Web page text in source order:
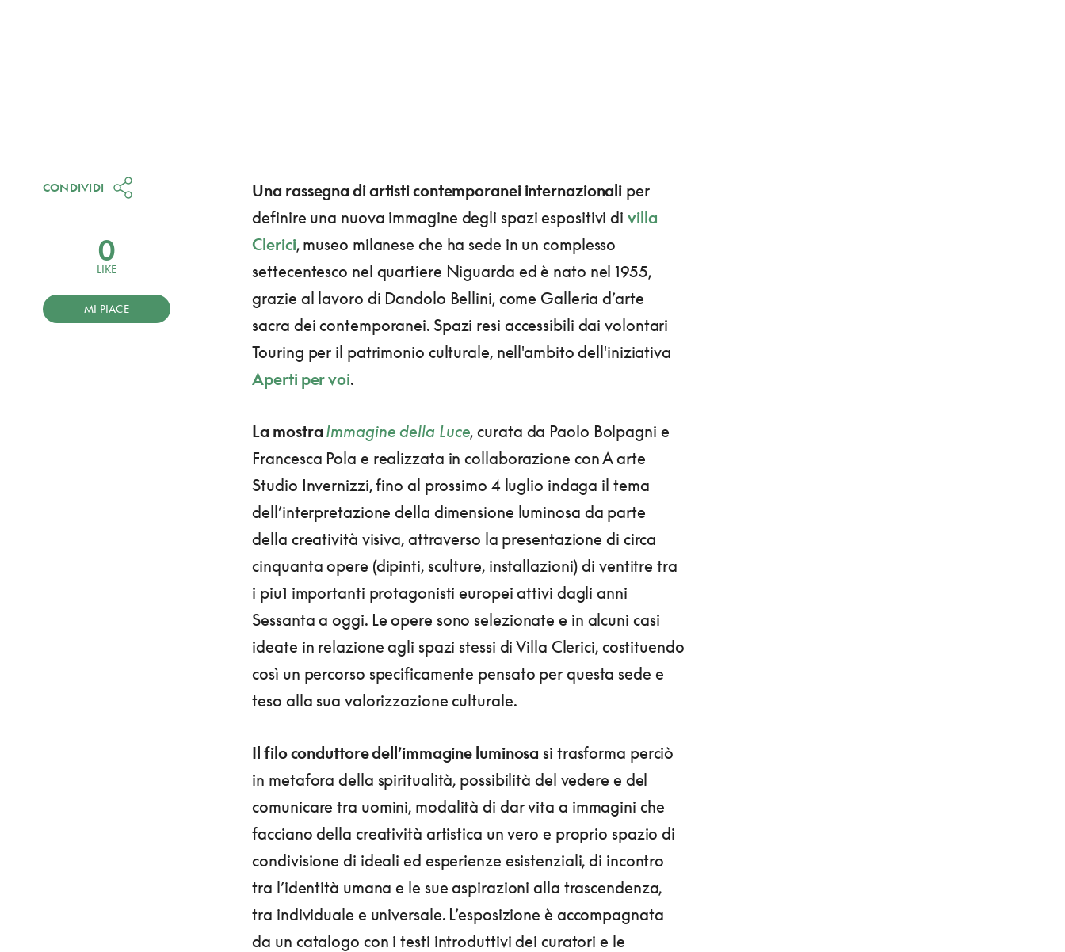
Una rassegna di artisti contemporanei internazionali per
definire una nuova immagine degli spazi espositivi di villa
Clerici, museo milanese che ha sede in un complesso
settecentesco nel quartiere Niguarda ed è nato nel 1955,
grazie al lavoro di Dandolo Bellini, come Galleria d’arte
sacra dei contemporanei. Spazi resi accessibili dai volontari
Touring per il patrimonio culturale, nell'ambito dell'iniziativa
Aperti per voi.
La mostra Immagine della Luce, curata da Paolo Bolpagni e
Francesca Pola e realizzata in collaborazione con A arte
Studio Invernizzi, fino al prossimo 4 luglio indaga il tema
dell’interpretazione della dimensione luminosa da parte
della creatività visiva, attraverso la presentazione di circa
cinquanta opere (dipinti, sculture, installazioni) di ventitre tra
i piu1 importanti protagonisti europei attivi dagli anni
Sessanta a oggi. Le opere sono selezionate e in alcuni casi
ideate in relazione agli spazi stessi di Villa Clerici, costituendo
così un percorso specificamente pensato per questa sede e
teso alla sua valorizzazione culturale.
Il filo conduttore dell’immagine luminosa si trasforma perciò
in metafora della spiritualità, possibilità del vedere e del
comunicare tra uomini, modalità di dar vita a immagini che
facciano della creatività artistica un vero e proprio spazio di
condivisione di ideali ed esperienze esistenziali, di incontro
tra l’identità umana e le sue aspirazioni alla trascendenza,
tra individuale e universale. L’esposizione è accompagnata
da un catalogo con i testi introduttivi dei curatori e le
CONDIVIDI
0
LIKE
MI PIACE